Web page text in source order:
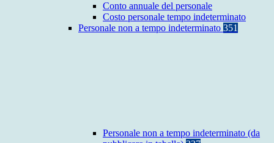
Conto annuale del personale
Costo personale tempo indeterminato
Personale non a tempo indeterminato 351
Personale non a tempo indeterminato (da